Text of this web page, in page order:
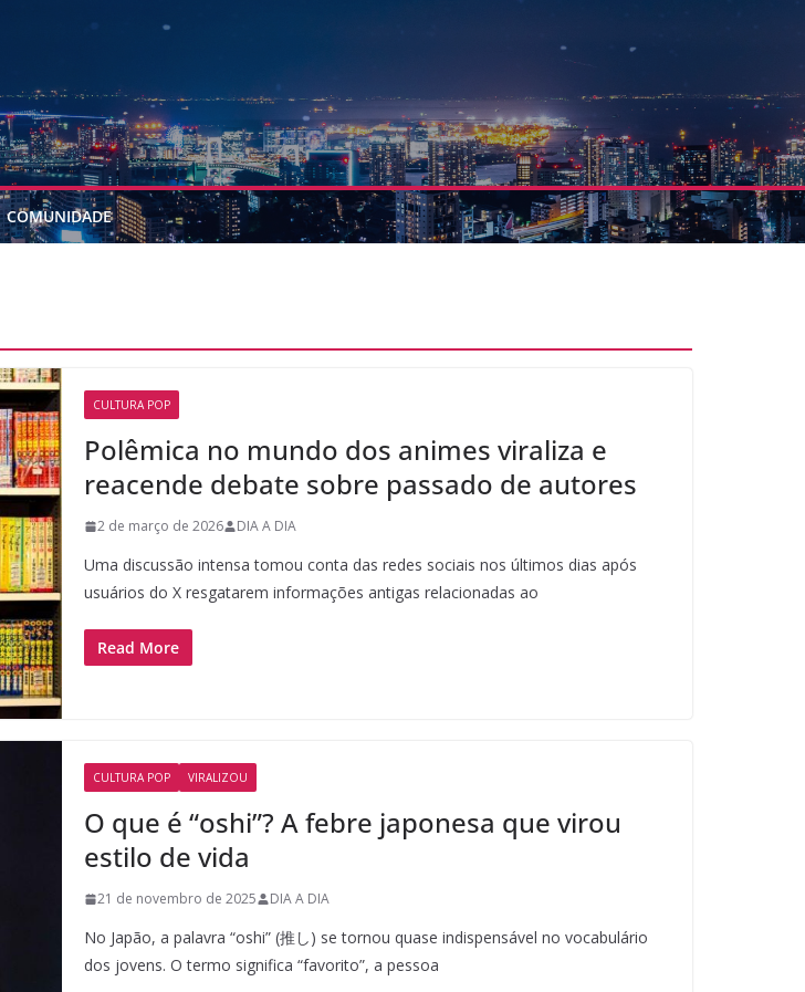
COMUNIDADE
CULTURA POP
Polêmica no mundo dos animes viraliza e
reacende debate sobre passado de autores
2 de março de 2026 DIA A DIA
Uma discussão intensa tomou conta das redes sociais nos últimos dias após
usuários do X resgatarem informações antigas relacionadas ao
Read More
CULTURA POP VIRALIZOU
O que é “oshi”? A febre japonesa que virou
estilo de vida
21 de novembro de 2025 DIA A DIA
No Japão, a palavra “oshi” (推し) se tornou quase indispensável no vocabulário
dos jovens. O termo significa “favorito”, a pessoa